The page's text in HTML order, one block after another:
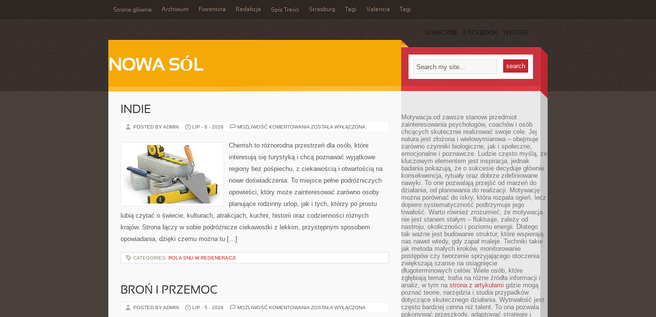
Strona główna Archiwum Fiorentina Redakcja Spis Treści Strasburg Tagi Valencia Tagi
SUBSCRIBE FACEBOOK TWITTER
NOWA SÓL
INDIE
POSTED BY ADMIN LIP - 6 - 2026 MOŻLIWOŚĆ KOMENTOWANIA INDIE
ZOSTAŁA WYŁĄCZONA
Cherrish to różnorodna przestrzeń dla osób, które
interesują się turystyką i chcą poznawać wyjątkowe
regiony bez pośpiechu, z ciekawością i otwartością na
nowe doświadczenia. To miejsce pełne podróżniczych
opowieści, który może zainteresować zarówno osoby
planujące rodzinny urlop, jak i tych, którzy po prostu
lubią czytać o świecie, kulturach, atrakcjach, kuchni, historii oraz codzienności różnych
krajów. Strona łączy w sobie podróżnicze ciekawostki z lekkim, przystępnym sposobem
opowiadania, dzięki czemu można tu […]
CATEGORIES: ROLA SNU W REGENERACJI
BROŃ I PRZEMOC
POSTED BY ADMIN LIP - 5 - 2026 MOŻLIWOŚĆ KOMENTOWANIA BROŃ
ZOSTAŁA WYŁĄCZONA
Motywacja od zawsze stanowi przedmiot
zainteresowania psychologów, coachów i osób
chcących skutecznie realizować swoje cele. Jej
natura jest złożona i wielowymiarowa – obejmuje
zarówno czynniki biologiczne, jak i społeczne,
emocjonalne i poznawcze. Ludzie często myślą, że
kluczowym elementem jest inspiracja, jednak
badania pokazują, że o sukcesie decyduje głównie
konsekwencja, rytuały oraz dobrze zdefiniowane
nawyki. To one pozwalają przejść od marzeń do
działania, od planowania do realizacji. Motywację
można porównać do iskry, która rozpala ogień, lecz
dopiero systematyczność podtrzymuje jego
trwałość. Warto również zrozumieć, że motywacja
nie jest stanem stałym – fluktuuje, zależy od
nastroju, okoliczności i poziomu energii. Dlatego
tak ważne jest budowanie struktur, które wspierają
nas nawet wtedy, gdy zapał maleje. Techniki takie
jak metoda małych kroków, monitorowanie
postępów czy tworzenie sprzyjającego otoczenia
zwiększają szanse na osiągnięcie
długoterminowych celów. Wiele osób, które
zgłębiają temat, trafia na różne źródła informacji i
analiz, w tym na strona z artykułami gdzie mogą
poznać teorie, narzędzia i studia przypadków
dotyczące skutecznego działania. Wytrwałość jest
często bardziej cenna niż talent. To ona pozwala
pokonywać przeszkody, adaptować strategie i